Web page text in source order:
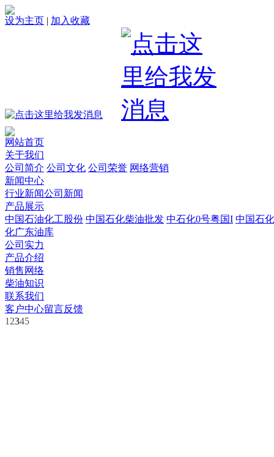
设为主页 | 加入收藏
网站首页
关于我们
公司简介 公司文化 公司荣誉 网络营销
新闻中心
行业新闻公司新闻
产品展示
中国石油化工股份 中国石化柴油批发 中石化0号粤国I 中国石
化广东油库
公司实力
产品介绍
销售网络
柴油知识
联系我们
客户中心留言反馈
1 2345